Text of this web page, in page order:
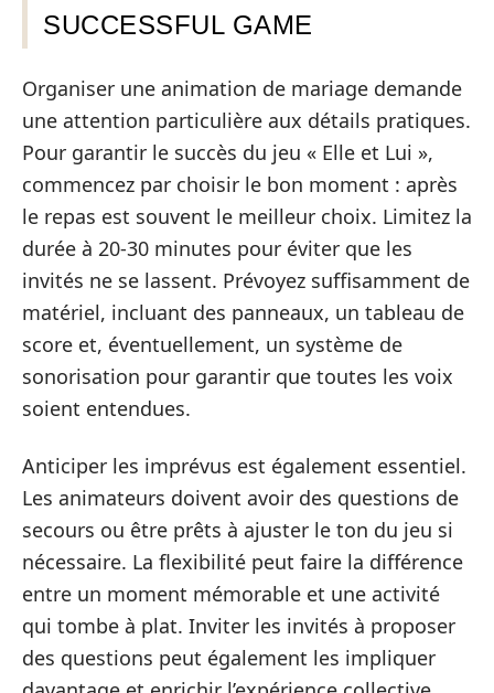
SUCCESSFUL GAME
Organiser une animation de mariage demande
une attention particulière aux détails pratiques.
Pour garantir le succès du jeu « Elle et Lui »,
commencez par choisir le bon moment : après
le repas est souvent le meilleur choix. Limitez la
durée à 20-30 minutes pour éviter que les
invités ne se lassent. Prévoyez suffisamment de
matériel, incluant des panneaux, un tableau de
score et, éventuellement, un système de
sonorisation pour garantir que toutes les voix
soient entendues.
Anticiper les imprévus est également essentiel.
Les animateurs doivent avoir des questions de
secours ou être prêts à ajuster le ton du jeu si
nécessaire. La flexibilité peut faire la différence
entre un moment mémorable et une activité
qui tombe à plat. Inviter les invités à proposer
des questions peut également les impliquer